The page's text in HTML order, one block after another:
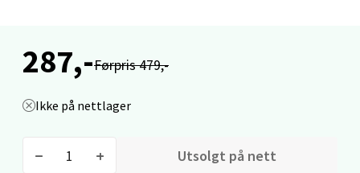
287,-Førpris 479,-
Ikke på nettlager
Utsolgt på nett
Åpent i dag 10-20
0 i butikk